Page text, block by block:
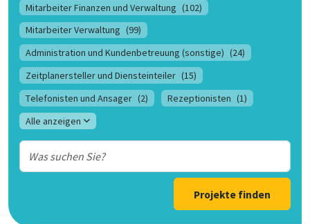
Mitarbeiter Finanzen und Verwaltung (102)
Mitarbeiter Verwaltung (99)
Administration und Kundenbetreuung (sonstige) (24)
Zeitplanersteller und Diensteinteiler (15)
Telefonisten und Ansager (2) Rezeptionisten (1)
Alle anzeigen
Projekte finden